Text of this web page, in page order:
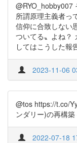
@RYO_hobby007
所謂原理主義者っ
信仰に合致しない
ついてる〟よね？
してはこうした報
2023-11-06
@tos https://t.co/
ンダリー)の再構
2022-07-18